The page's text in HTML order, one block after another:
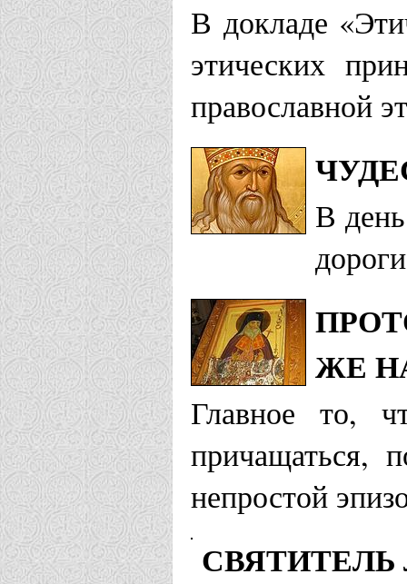
В докладе
этических
православной
В
ЖЕ
Главное то,
причащаться,
непростой